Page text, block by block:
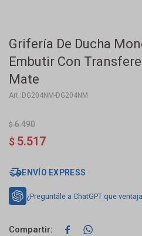
Grifería De Ducha
Embutir Con
Mate
DG204NM-DG204NM
$ 5.517
$ 6.490
ENVÍO EXPRESS
¿Preguntále a ChatGPT que
 